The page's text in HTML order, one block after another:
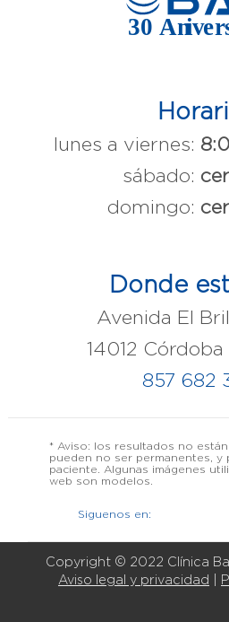
lunes a viernes:
sábado:
domingo:
Donde
Avenida El
14012
857 682
* Aviso: los resultados no están
pueden no ser permanentes, y
paciente. Algunas imágenes
web son modelos.
Siguenos en:
Copyright © 2022 Clínica
Aviso legal y privacidad